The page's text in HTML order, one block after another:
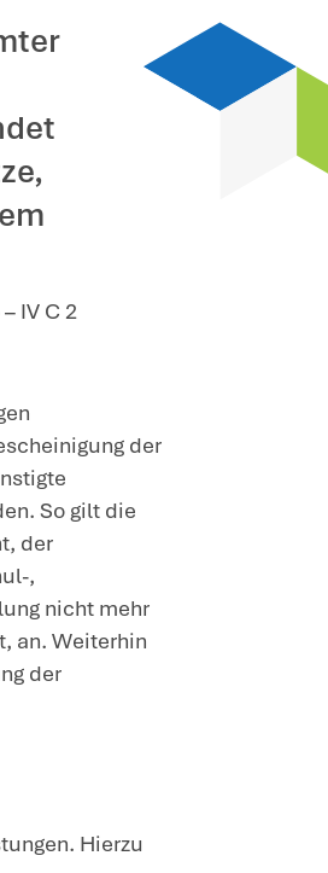
ein
für die
des
Dabei
seine
nach der vor
052 und vom